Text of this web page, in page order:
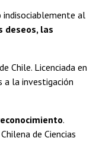
indisociablemente al
deseos, las
Chile. Licenciada en
a la investigación
.
de Ciencias